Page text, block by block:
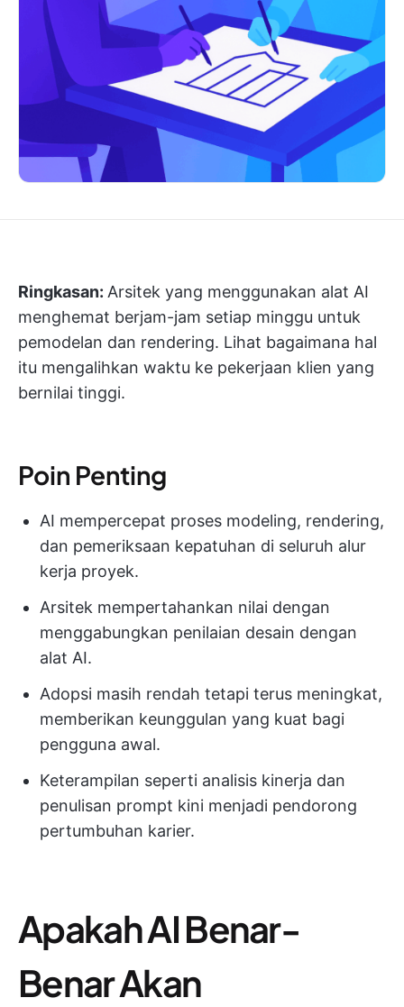
Ringkasan: Arsitek yang menggunakan alat AI
menghemat berjam-jam setiap minggu untuk
pemodelan dan rendering. Lihat bagaimana hal
itu mengalihkan waktu ke pekerjaan klien yang
bernilai tinggi.
Poin Penting
AI mempercepat proses modeling, rendering,
dan pemeriksaan kepatuhan di seluruh alur
kerja proyek.
Arsitek mempertahankan nilai dengan
menggabungkan penilaian desain dengan
alat AI.
Adopsi masih rendah tetapi terus meningkat,
memberikan keunggulan yang kuat bagi
pengguna awal.
Keterampilan seperti analisis kinerja dan
penulisan prompt kini menjadi pendorong
pertumbuhan karier.
Apakah AI Benar-
Benar Akan